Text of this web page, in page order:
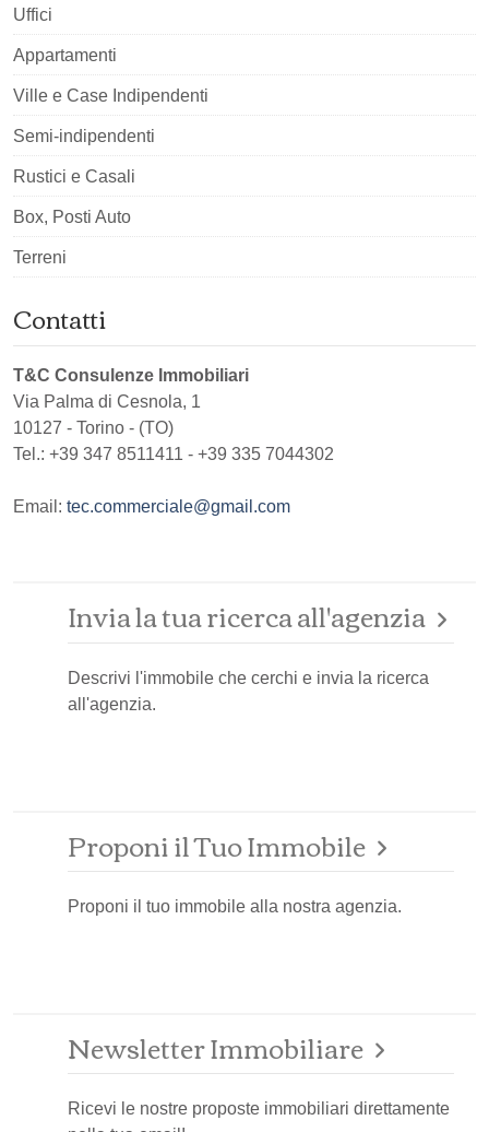
Uffici
Appartamenti
Ville e Case Indipendenti
Semi-indipendenti
Rustici e Casali
Box, Posti Auto
Terreni
Contatti
T&C Consulenze Immobiliari
Via Palma di Cesnola, 1
10127 - Torino - (TO)
Tel.: +39 347 8511411 - +39 335 7044302
Email: tec.commerciale@gmail.com
Invia la tua ricerca all'agenzia
Descrivi l'immobile che cerchi e invia la ricerca
all'agenzia.
Proponi il Tuo Immobile
Proponi il tuo immobile alla nostra agenzia.
Newsletter Immobiliare
Ricevi le nostre proposte immobiliari direttamente